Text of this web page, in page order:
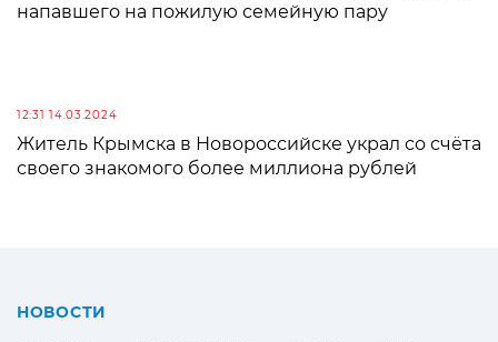
напавшего на пожилую семейную пару
12:31 14.03.2024
Житель Крымска в Новороссийске украл со счёта
своего знакомого более миллиона рублей
НОВОСТИ